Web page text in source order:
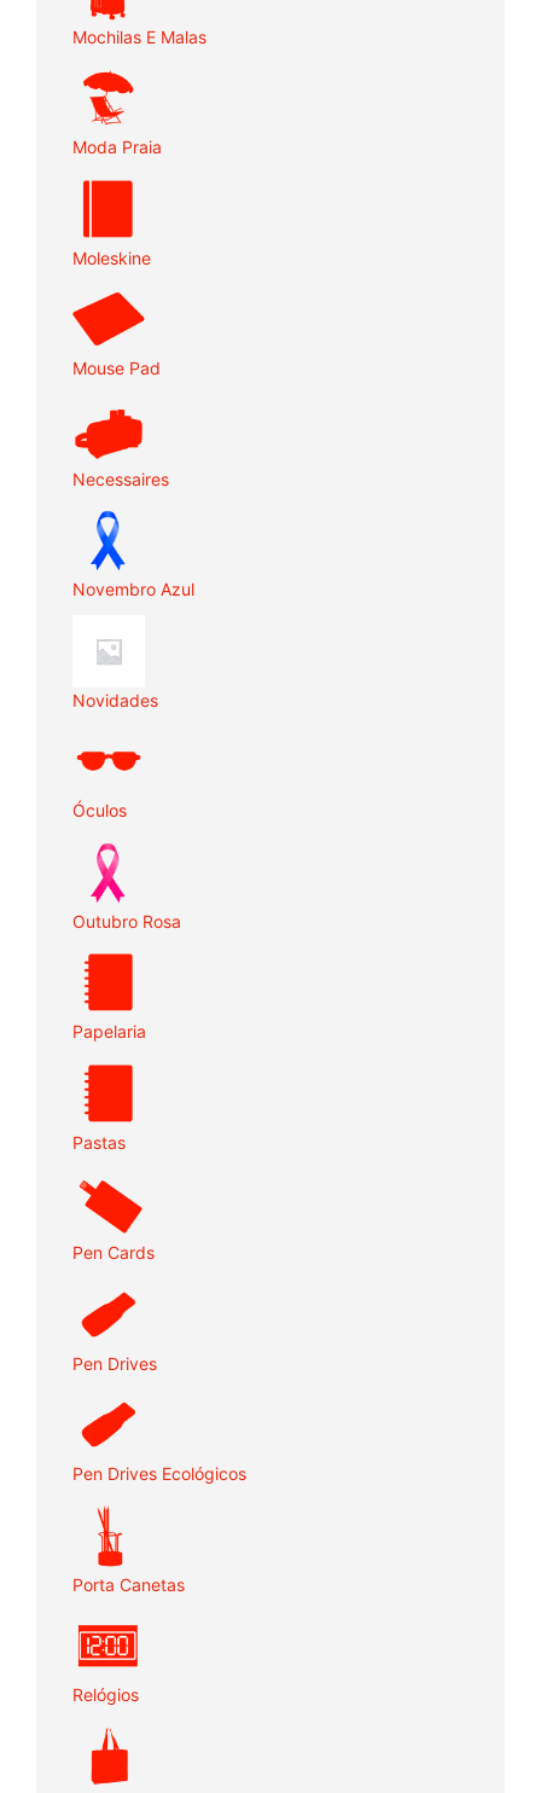
Mochilas E Malas
Moda Praia
Moleskine
Mouse Pad
Necessaires
Novembro Azul
Novidades
Óculos
Outubro Rosa
Papelaria
Pastas
Pen Cards
Pen Drives
Pen Drives Ecológicos
Porta Canetas
Relógios